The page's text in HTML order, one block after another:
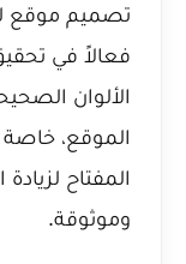
تصميم موقع
فعالاً في
الألوان
الموقع، خاصة
المفتاح
وموثوقة.